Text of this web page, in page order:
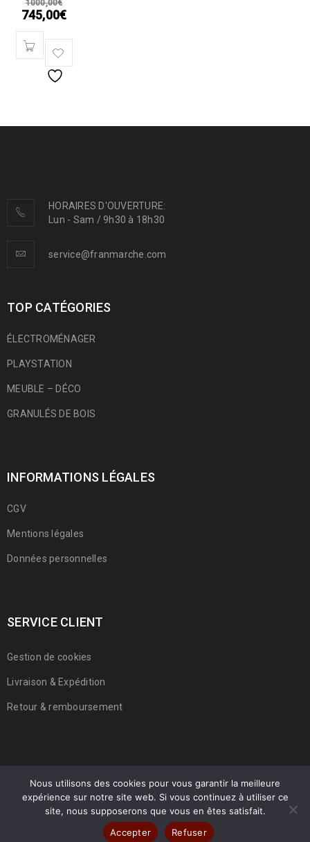
1000,00€
745,00€
HORAIRES D'OUVERTURE:
Lun - Sam / 9h30 à 18h30
service@franmarche.com
TOP CATÉGORIES
ÉLECTROMÉNAGER
PLAYSTATION
MEUBLE – DÉCO
GRANULÉS DE BOIS
INFORMATIONS LÉGALES
CGV
Mentions légales
Données personnelles
SERVICE CLIENT
Gestion de cookies
Livraison & Expédition
Retour & remboursement
© 2022 Franmarche. Tous droits réservés.
Nous utilisons des cookies pour vous garantir la meilleure
expérience sur notre site web. Si vous continuez à utiliser ce
site, nous supposerons que vous en êtes satisfait.
Accepter
Refuser